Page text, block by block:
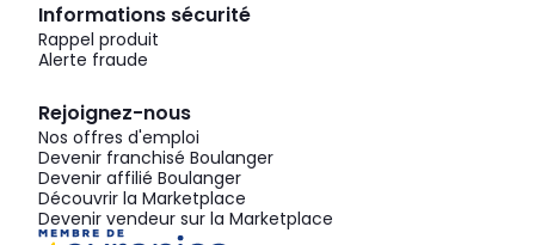
Informations sécurité
Rappel produit
Alerte fraude
Rejoignez-nous
Nos offres d'emploi
Devenir franchisé Boulanger
Devenir affilié Boulanger
Découvrir la Marketplace
Devenir vendeur sur la Marketplace